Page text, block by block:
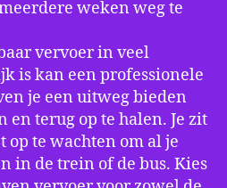
weken weg te
vervoer in veel
is kan een professionele
je een uitweg bieden
en terug op te halen. Je zit
te wachten om al je
in de trein of de bus. Kies